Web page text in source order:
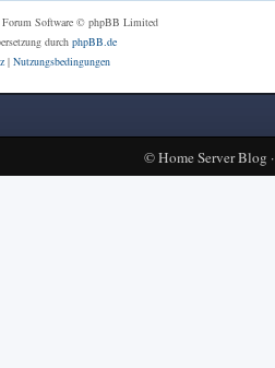
Software © phpBB Limited
durch phpBB.de
| Nutzungsbedingungen
©Home Server Blog